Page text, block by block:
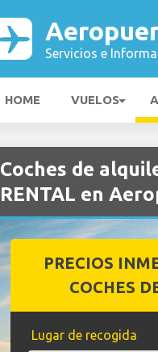
Servicios e
HOME VUELOS
Coches de
RENTAL en
PRECIOS
COCHES
Lugar de recogida